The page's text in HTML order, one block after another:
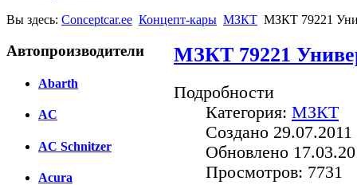
Вы здесь: Conceptcar.ee Концепт-кары МЗКТ МЗКТ 79221
Автопроизводители
Abarth
AC
AC Schnitzer
Acura
МЗКТ 79221
Подробности
Категория: МЗКТ
Создано 29.07.2011
Обновлено
Просмотров: 7731